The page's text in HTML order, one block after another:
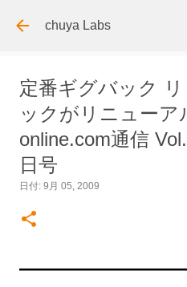
スキップしてメイン
chuya Labs
定番ギグバック
ックがリニューア
online.com通信
日号
日付: 9月 05, 2009